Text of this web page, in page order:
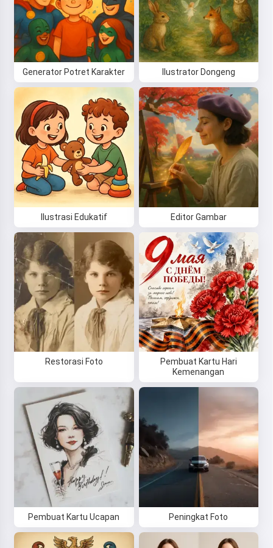
Generator Potret Karakter Ilustrator Dongeng
Ilustrasi Edukatif Editor Gambar
Restorasi Foto
Pembuat Kartu Hari
Kemenangan
Pembuat Kartu Ucapan Peningkat Foto